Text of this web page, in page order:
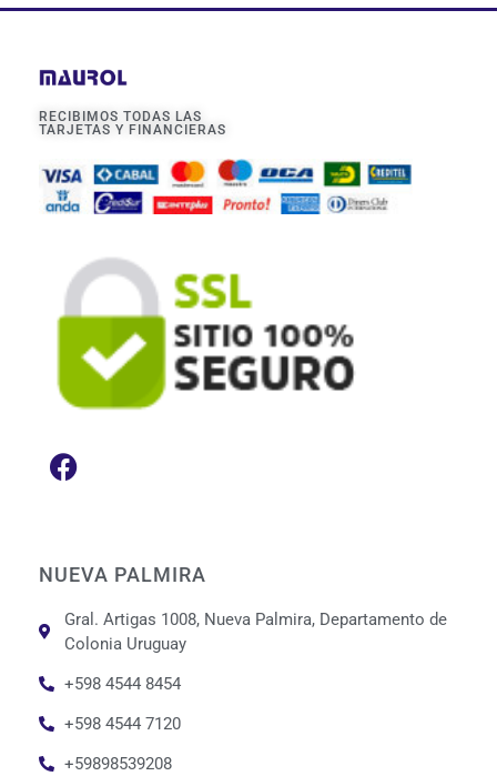
RECIBIMOS TODAS LAS
TARJETAS Y FINANCIERAS
NUEVA PALMIRA
Gral. Artigas 1008, Nueva Palmira, Departamento de
Colonia Uruguay
+598 4544 8454
+598 4544 7120
+59898539208